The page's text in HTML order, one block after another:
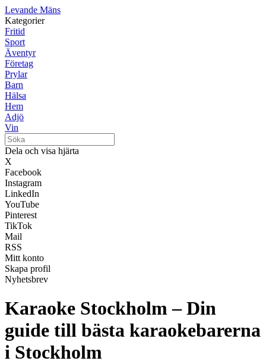
Levande Mäns
Kategorier
Fritid
Sport
Äventyr
Företag
Prylar
Barn
Hälsa
Hem
Adjö
Vin
Dela och visa hjärta
X
Facebook
Instagram
LinkedIn
YouTube
Pinterest
TikTok
Mail
RSS
Mitt konto
Skapa profil
Nyhetsbrev
Karaoke Stockholm – Din
guide till bästa karaokebarerna
i Stockholm